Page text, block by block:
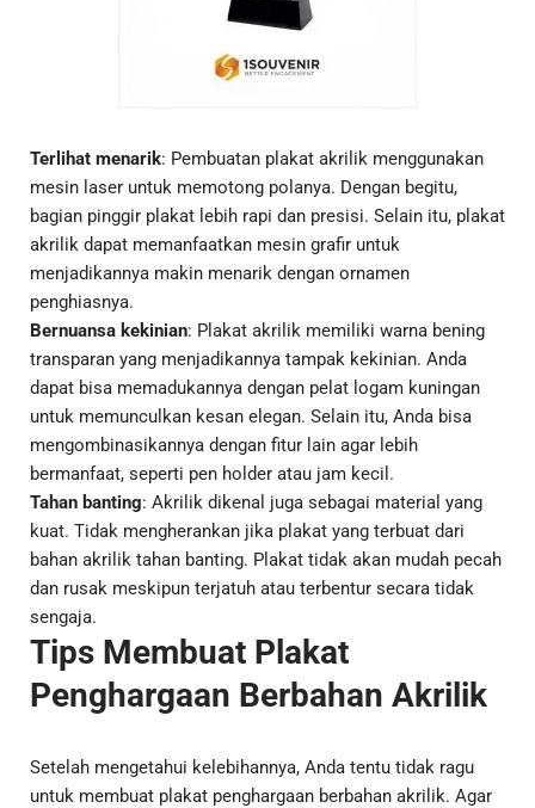
Terlihat menarik: Pembuatan plakat akrilik menggunakan
mesin laser untuk memotong polanya. Dengan begitu,
bagian pinggir plakat lebih rapi dan presisi. Selain itu, plakat
akrilik dapat memanfaatkan mesin grafir untuk
menjadikannya makin menarik dengan ornamen
penghiasnya.
Bernuansa kekinian: Plakat akrilik memiliki warna bening
transparan yang menjadikannya tampak kekinian. Anda
dapat bisa memadukannya dengan pelat logam kuningan
untuk memunculkan kesan elegan. Selain itu, Anda bisa
mengombinasikannya dengan fitur lain agar lebih
bermanfaat, seperti pen holder atau jam kecil.
Tahan banting: Akrilik dikenal juga sebagai material yang
kuat. Tidak mengherankan jika plakat yang terbuat dari
bahan akrilik tahan banting. Plakat tidak akan mudah pecah
dan rusak meskipun terjatuh atau terbentur secara tidak
sengaja.
Tips Membuat Plakat
Penghargaan Berbahan Akrilik
Setelah mengetahui kelebihannya, Anda tentu tidak ragu
untuk membuat plakat penghargaan berbahan akrilik. Agar